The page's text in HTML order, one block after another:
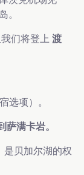
。
们将登上 渡
选项）。
萨满卡岩。
贝加尔湖的权